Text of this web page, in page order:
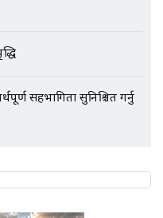
सहभागिता सुनिश्चित गर्नु